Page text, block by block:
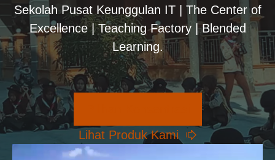
Sekolah Pusat Keunggulan IT | The Center of
Excellence | Teaching Factory | Blended
Learning.
Lihat Produk Kami